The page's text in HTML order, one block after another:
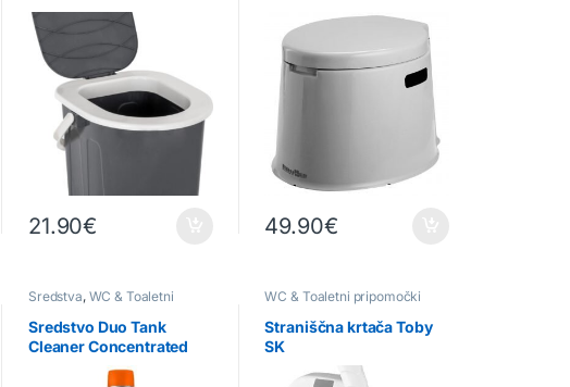
21.90€ 49.90€
Sredstva, WC & Toaletni
Sredstvo Duo Tank
Cleaner Concentrated
WC & Toaletni pripomočki
Straniščna krtača Toby
SK